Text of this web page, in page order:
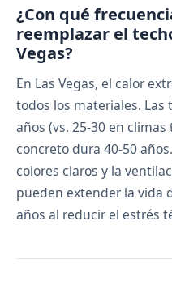
¿Con qué
reemplazar el
Vegas?
En Las Vegas, el calor
todos los materiales. Las
años (vs. 25-30 en
concreto dura 40-50
colores claros y la
pueden extender la vida
años al reducir el estrés